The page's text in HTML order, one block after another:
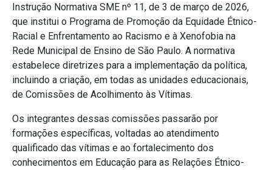
Instrução Normativa SME nº 11, de 3 de março de 2026,
que institui o Programa de Promoção da Equidade Étnico-
Racial e Enfrentamento ao Racismo e à Xenofobia na
Rede Municipal de Ensino de São Paulo. A normativa
estabelece diretrizes para a implementação da política,
incluindo a criação, em todas as unidades educacionais,
de Comissões de Acolhimento às Vítimas.
Os integrantes dessas comissões passarão por
formações específicas, voltadas ao atendimento
qualificado das vítimas e ao fortalecimento dos
conhecimentos em Educação para as Relações Étnico-